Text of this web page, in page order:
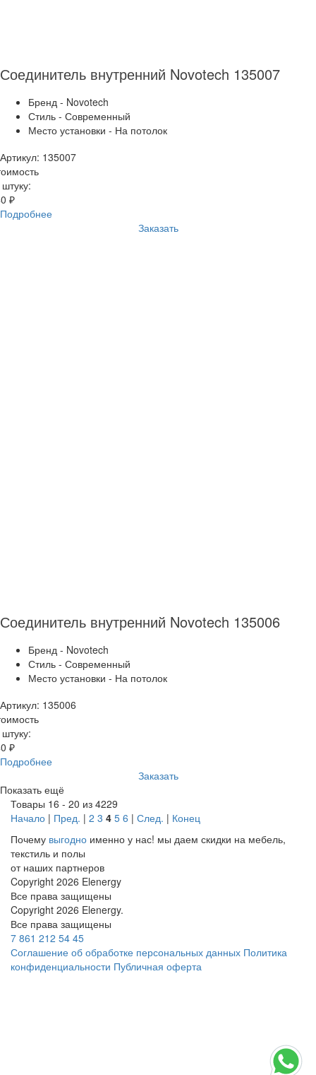
Соединитель внутренний Novotech 135007
Бренд - Novotech
Стиль - Современный
Место установки - На потолок
Артикул: 135007
₽
Подробнее
Заказать
Соединитель внутренний Novotech 135006
Бренд - Novotech
Стиль - Современный
Место установки - На потолок
Артикул: 135006
₽
Подробнее
Заказать
Показать ещё
Товары 16 - 20 из 4229
Начало | Пред. | 2 3 4 5 6 | След. | Конец
Почему выгодно именно у нас! мы даем скидки на мебель,
текстиль и полы
от наших партнеров
Copyright 2026 Elenergy
Все права защищены
Copyright 2026 Elenergy.
Все права защищены
7 861 212 54 45
Соглашение об обработке персональных данных Политика
конфиденциальности Публичная оферта